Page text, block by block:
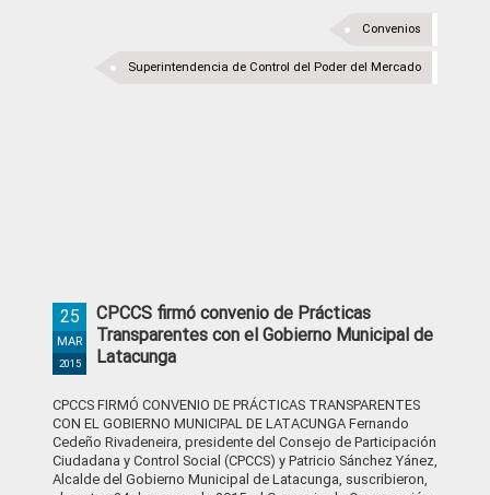
Convenios
Superintendencia de Control del Poder del Mercado
CPCCS firmó convenio de Prácticas
Transparentes con el Gobierno Municipal de
Latacunga
25
MAR
2015
CPCCS FIRMÓ CONVENIO DE PRÁCTICAS TRANSPARENTES
CON EL GOBIERNO MUNICIPAL DE LATACUNGA Fernando
Cedeño Rivadeneira, presidente del Consejo de Participación
Ciudadana y Control Social (CPCCS) y Patricio Sánchez Yánez,
Alcalde del Gobierno Municipal de Latacunga, suscribieron,